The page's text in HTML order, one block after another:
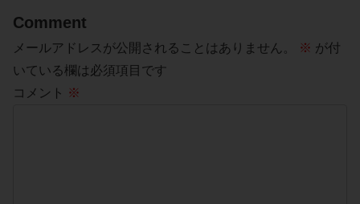
Comment
メールアドレスが公開されることはありません。 ※ が付
いている欄は必須項目です
コメント ※